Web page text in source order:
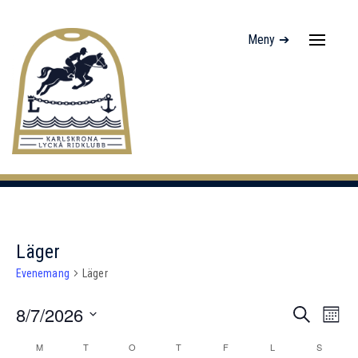
Meny ➔
Läger
Evenemang Läger
Sök
Månad
8/7/2026
Kalender
M T O T F L S